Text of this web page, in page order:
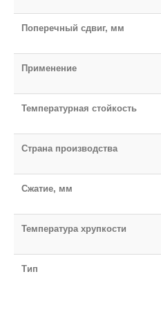
Поперечный сдвиг, мм
Применение
Температурная стойкость
Страна производства
Сжатие, мм
Температура хрупкости
Тип